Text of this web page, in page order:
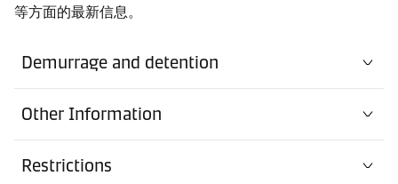
等方面的最新信息。
Demurrage and detention
Other Information
Restrictions